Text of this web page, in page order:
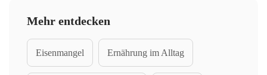
Mehr entdecken
Eisenmangel Ernährung im Alltag